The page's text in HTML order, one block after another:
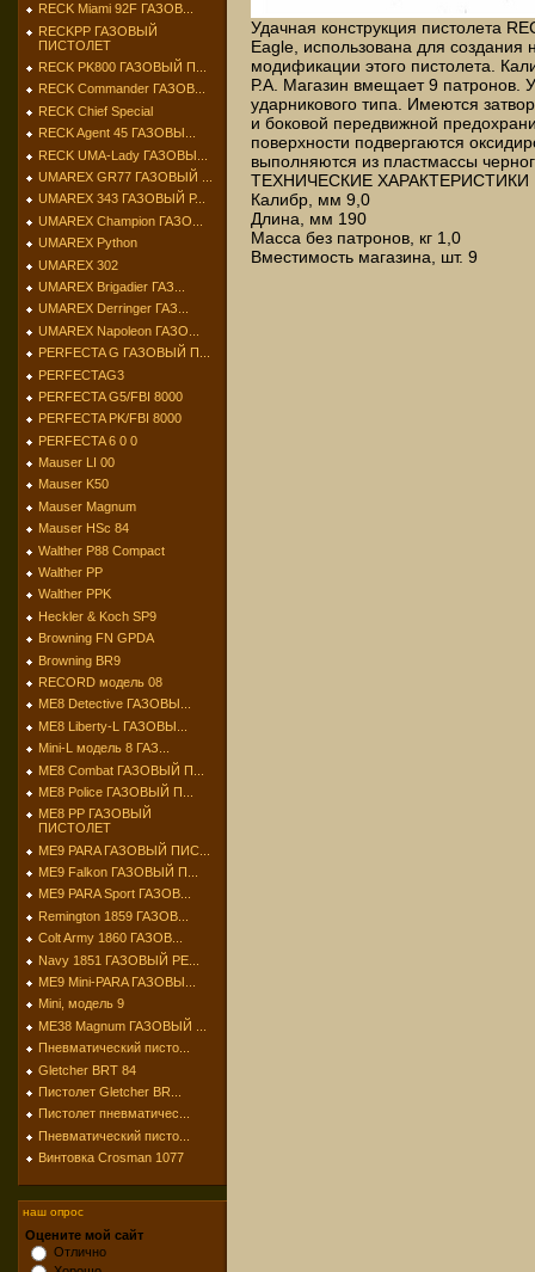
RECK Miami 92F ГАЗОВ...
RECKPP ГАЗОВЫЙ
ПИСТОЛЕТ
RECK PK800 ГАЗОВЫЙ П...
RECK Commander ГАЗОВ...
RECK Chief Special
RECK Agent 45 ГАЗОВЫ...
RECK UMA-Lady ГАЗОВЫ...
UMAREX GR77 ГАЗОВЫЙ ...
UMAREX 343 ГАЗОВЫЙ Р...
UMAREX Champion ГАЗО...
UMAREX Python
UMAREX 302
UMAREX Brigadier ГАЗ...
UMAREX Derringer ГАЗ...
UMAREX Napoleon ГАЗО...
PERFECTA G ГАЗОВЫЙ П...
PERFECTAG3
PERFECTA G5/FBI 8000
PERFECTA PK/FBI 8000
PERFECTA 6 0 0
Mauser LI 00
Mauser K50
Mauser Magnum
Mauser HSc 84
Walther P88 Compact
Walther PP
Walther PPK
Heckler & Koch SP9
Browning FN GPDA
Browning BR9
RECORD модель 08
МЕ8 Detective ГАЗОВЫ...
МЕ8 Liberty-L ГАЗОВЫ...
Mini-L модель 8 ГАЗ...
МЕ8 Combat ГАЗОВЫЙ П...
МЕ8 Police ГАЗОВЫЙ П...
МЕ8 РР ГАЗОВЫЙ
ПИСТОЛЕТ
МЕ9 PARA ГАЗОВЫЙ ПИС...
МЕ9 Falkon ГАЗОВЫЙ П...
МЕ9 PARA Sport ГАЗОВ...
Remington 1859 ГАЗОВ...
Colt Army 1860 ГАЗОВ...
Navy 1851 ГАЗОВЫЙ РЕ...
МЕ9 Mini-PARA ГАЗОВЫ...
Mini, модель 9
МЕ38 Magnum ГАЗОВЫЙ ...
Пневматический писто...
Gletcher BRT 84
Пистолет Gletcher BR...
Пистолет пневматичес...
Пневматический писто...
Винтовка Crosman 1077
наш опрос
Оцените мой сайт
Отлично
Удачная конструкция пистолета
Eagle, использована для создания
модификации этого пистолета.
Р.А. Магазин вмещает 9 патронов.
ударникового типа. Имеются
и боковой передвижной
поверхности подвергаются
выполняются из пластмассы
ТЕХНИЧЕСКИЕ ХАРАКТЕРИСТИКИ
Калибр, мм 9,0
Длина, мм 190
Масса без патронов, кг 1,0
Вместимость магазина, шт. 9